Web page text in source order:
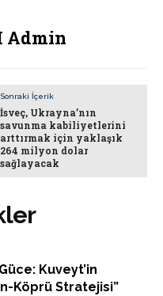
Kuveyt’in
Köprü Stratejisi”
Admin
Sonraki İçerik
İsveç, Ukrayna’nın
savunma kabiliyetlerini
arttırmak için yaklaşık
264 milyon dolar
sağlayacak